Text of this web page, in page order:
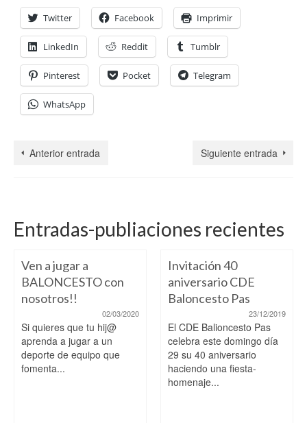
Twitter Facebook Imprimir
LinkedIn Reddit Tumblr
Pinterest Pocket Telegram
WhatsApp
Anterior entrada Siguiente entrada
Entradas-publiaciones recientes
Ven a jugar a
BALONCESTO con
nosotros!!
02/03/2020
Si quieres que tu hij@
aprenda a jugar a un
deporte de equipo que
fomenta...
Invitación 40
aniversario CDE
Baloncesto Pas
23/12/2019
El CDE Balioncesto Pas
celebra este domingo día
29 su 40 aniversario
haciendo una fiesta-
homenaje...